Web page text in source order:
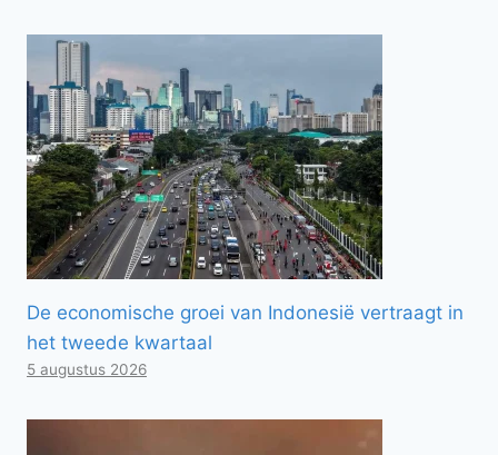
De economische groei van Indonesië vertraagt ​​in
het tweede kwartaal
5 augustus 2026